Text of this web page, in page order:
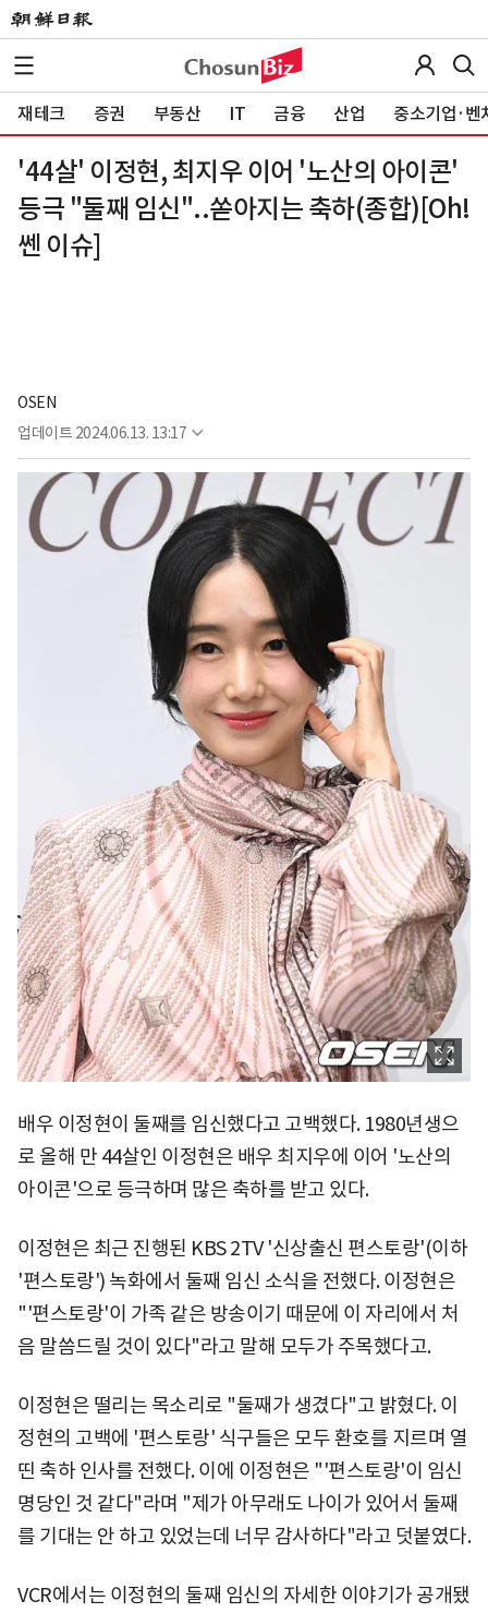
재테크 증권 부동산 IT 금융 산업 중소기업·벤
'44살' 이정현, 최지우 이어 '노산의 아이콘'
등극 "둘째 임신"..쏟아지는 축하(종합)[Oh!
쎈 이슈]
OSEN
업데이트 2024.06.13. 13:17
배우 이정현이 둘째를 임신했다고 고백했다. 1980년생으
로 올해 만 44살인 이정현은 배우 최지우에 이어 '노산의
아이콘'으로 등극하며 많은 축하를 받고 있다.
이정현은 최근 진행된 KBS 2TV '신상출신 편스토랑'(이하
'편스토랑') 녹화에서 둘째 임신 소식을 전했다. 이정현은
"'편스토랑'이 가족 같은 방송이기 때문에 이 자리에서 처
음 말씀드릴 것이 있다"라고 말해 모두가 주목했다고.
이정현은 떨리는 목소리로 "둘째가 생겼다"고 밝혔다. 이
정현의 고백에 '편스토랑' 식구들은 모두 환호를 지르며 열
띤 축하 인사를 전했다. 이에 이정현은 "'편스토랑'이 임신
명당인 것 같다"라며 "제가 아무래도 나이가 있어서 둘째
를 기대는 안 하고 있었는데 너무 감사하다"라고 덧붙였다.
VCR에서는 이정현의 둘째 임신의 자세한 이야기가 공개됐